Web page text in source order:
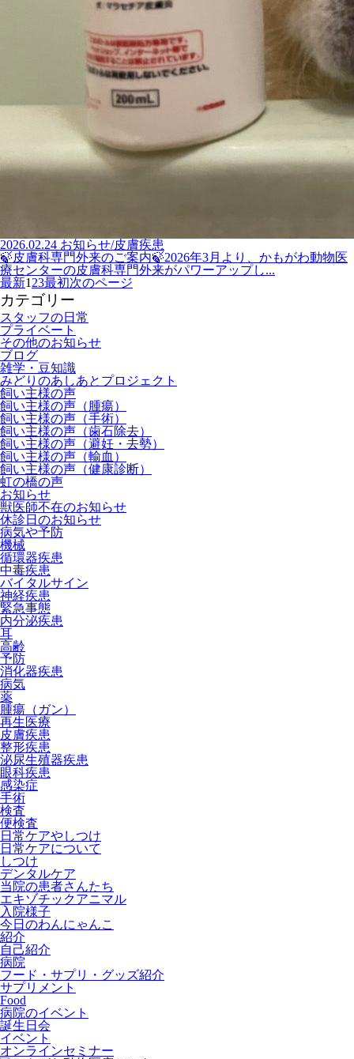
2026.02.24 お知らせ/皮膚疾患
🍃皮膚科専門外来のご案内🍃2026年3月より、かもがわ動物医
療センターの皮膚科専門外来がパワーアップし...
最新1 23最初次のページ
カテゴリー
スタッフの日常
プライベート
その他のお知らせ
ブログ
雑学・豆知識
みどりのあしあとプロジェクト
飼い主様の声
飼い主様の声（腫瘍）
飼い主様の声（手術）
飼い主様の声（歯石除去）
飼い主様の声（避妊・去勢）
飼い主様の声（輸血）
飼い主様の声（健康診断）
虹の橋の声
お知らせ
獣医師不在のお知らせ
休診日のお知らせ
病気や予防
機械
循環器疾患
中毒疾患
バイタルサイン
神経疾患
緊急事態
内分泌疾患
耳
高齢
予防
消化器疾患
病気
薬
腫瘍（ガン）
再生医療
皮膚疾患
整形疾患
泌尿生殖器疾患
眼科疾患
感染症
手術
検査
便検査
日常ケアやしつけ
日常ケアについて
しつけ
デンタルケア
当院の患者さんたち
エキゾチックアニマル
入院様子
今日のわんにゃんこ
紹介
自己紹介
病院
フード・サプリ・グッズ紹介
サプリメント
Food
病院のイベント
誕生日会
イベント
オンラインセミナー